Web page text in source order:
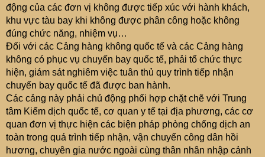
động của các đơn vị không được tiếp xúc với hành khách,
khu vực tàu bay khi không được phân công hoặc không
đúng chức năng, nhiệm vụ…
Đối với các Cảng hàng không quốc tế và các Cảng hàng
không có phục vụ chuyến bay quốc tế, phải tổ chức thực
hiện, giám sát nghiêm việc tuân thủ quy trình tiếp nhận
chuyến bay quốc tế đã được ban hành.
Các cảng này phải chủ động phối hợp chặt chẽ với Trung
tâm Kiểm dịch quốc tế, cơ quan y tế tại địa phương, các cơ
quan đơn vị thực hiện các biện pháp phòng chống dịch an
toàn trong quá trình tiếp nhận, vận chuyển công dân hồi
hương, chuyên gia nước ngoài cùng thân nhân nhập cảnh